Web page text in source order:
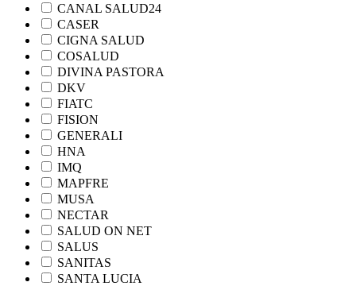
CANAL SALUD24
CASER
CIGNA SALUD
COSALUD
DIVINA PASTORA
DKV
FIATC
FISION
GENERALI
HNA
IMQ
MAPFRE
MUSA
NECTAR
SALUD ON NET
SALUS
SANITAS
SANTA LUCIA